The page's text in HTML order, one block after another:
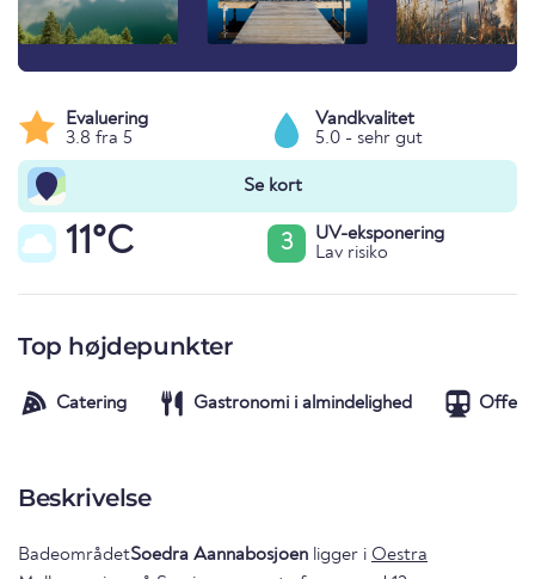
Evaluering
3.8 fra 5
Vandkvalitet
5.0 - sehr gut
Se kort
11°C 3
UV-eksponering
Lav risiko
Top højdepunkter
Catering Gastronomi i almindelighed
Beskrivelse
BadeområdetSoedra Aannabosjoen ligger i Oestra